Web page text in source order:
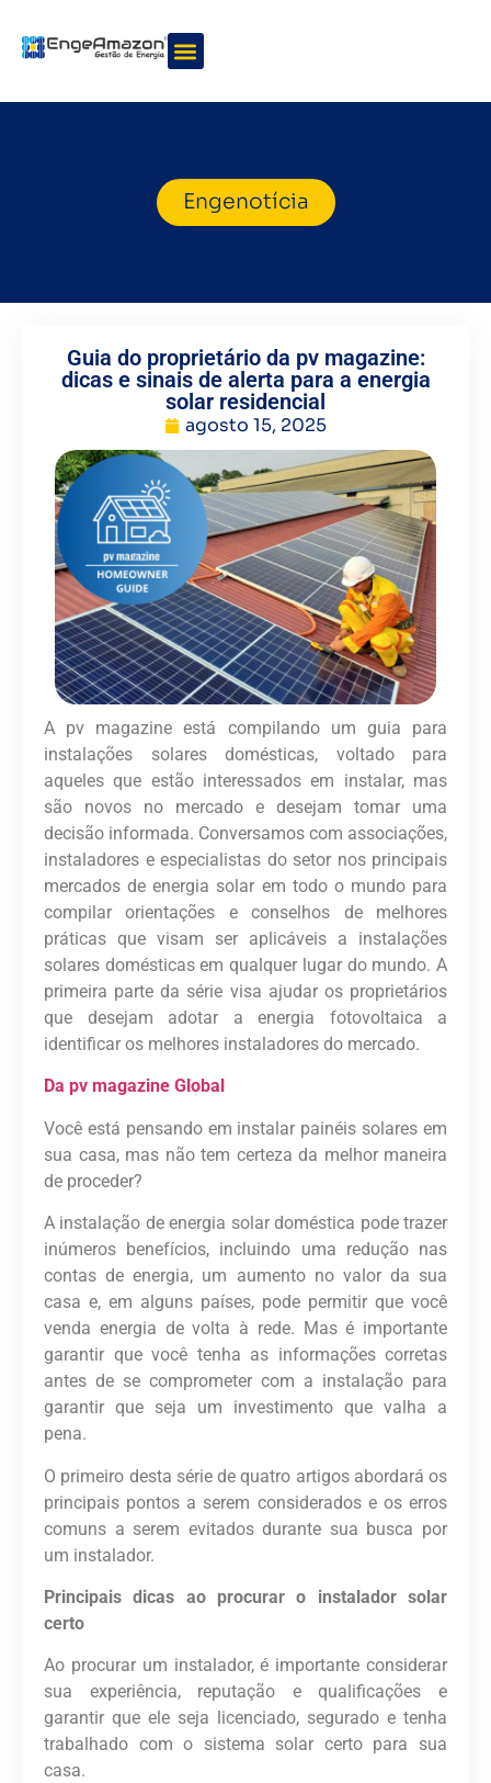
Engenotícia
Guia do proprietário da pv magazine:
dicas e sinais de alerta para a energia
solar residencial
agosto 15, 2025
A pv magazine está compilando um guia para
instalações solares domésticas, voltado para
aqueles que estão interessados em instalar, mas
são novos no mercado e desejam tomar uma
decisão informada. Conversamos com associações,
instaladores e especialistas do setor nos principais
mercados de energia solar em todo o mundo para
compilar orientações e conselhos de melhores
práticas que visam ser aplicáveis a instalações
solares domésticas em qualquer lugar do mundo. A
primeira parte da série visa ajudar os proprietários
que desejam adotar a energia fotovoltaica a
identificar os melhores instaladores do mercado.
Da pv magazine Global
Você está pensando em instalar painéis solares em
sua casa, mas não tem certeza da melhor maneira
de proceder?
A instalação de energia solar doméstica pode trazer
inúmeros benefícios, incluindo uma redução nas
contas de energia, um aumento no valor da sua
casa e, em alguns países, pode permitir que você
venda energia de volta à rede. Mas é importante
garantir que você tenha as informações corretas
antes de se comprometer com a instalação para
garantir que seja um investimento que valha a
pena.
O primeiro desta série de quatro artigos abordará os
principais pontos a serem considerados e os erros
comuns a serem evitados durante sua busca por
um instalador.
Principais dicas ao procurar o instalador solar
certo
Ao procurar um instalador, é importante considerar
sua experiência, reputação e qualificações e
garantir que ele seja licenciado, segurado e tenha
trabalhado com o sistema solar certo para sua
casa.